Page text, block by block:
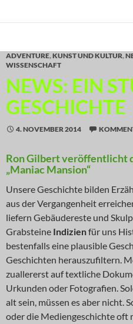
ADVENTURE,KUNST UND KULTUR,
WISSENSCHAFT
NEWS: EIN
GESCHICHTE
4. NOVEMBER 2014
Ron Gilbert veröffentlicht
„Maniac Mansion“
Unsere Geschichte bilden
aus der Vergangenheit
liefern Gebäudereste und
Grabsteine Indizienfür uns
bestenfalls eine plausible
Geschichten herauszufiltern.
zuallererst auf textliche
Urkunden oder Fotografien.
alt sein, müssen es aber nicht.
oder die Mediengeschichte oft